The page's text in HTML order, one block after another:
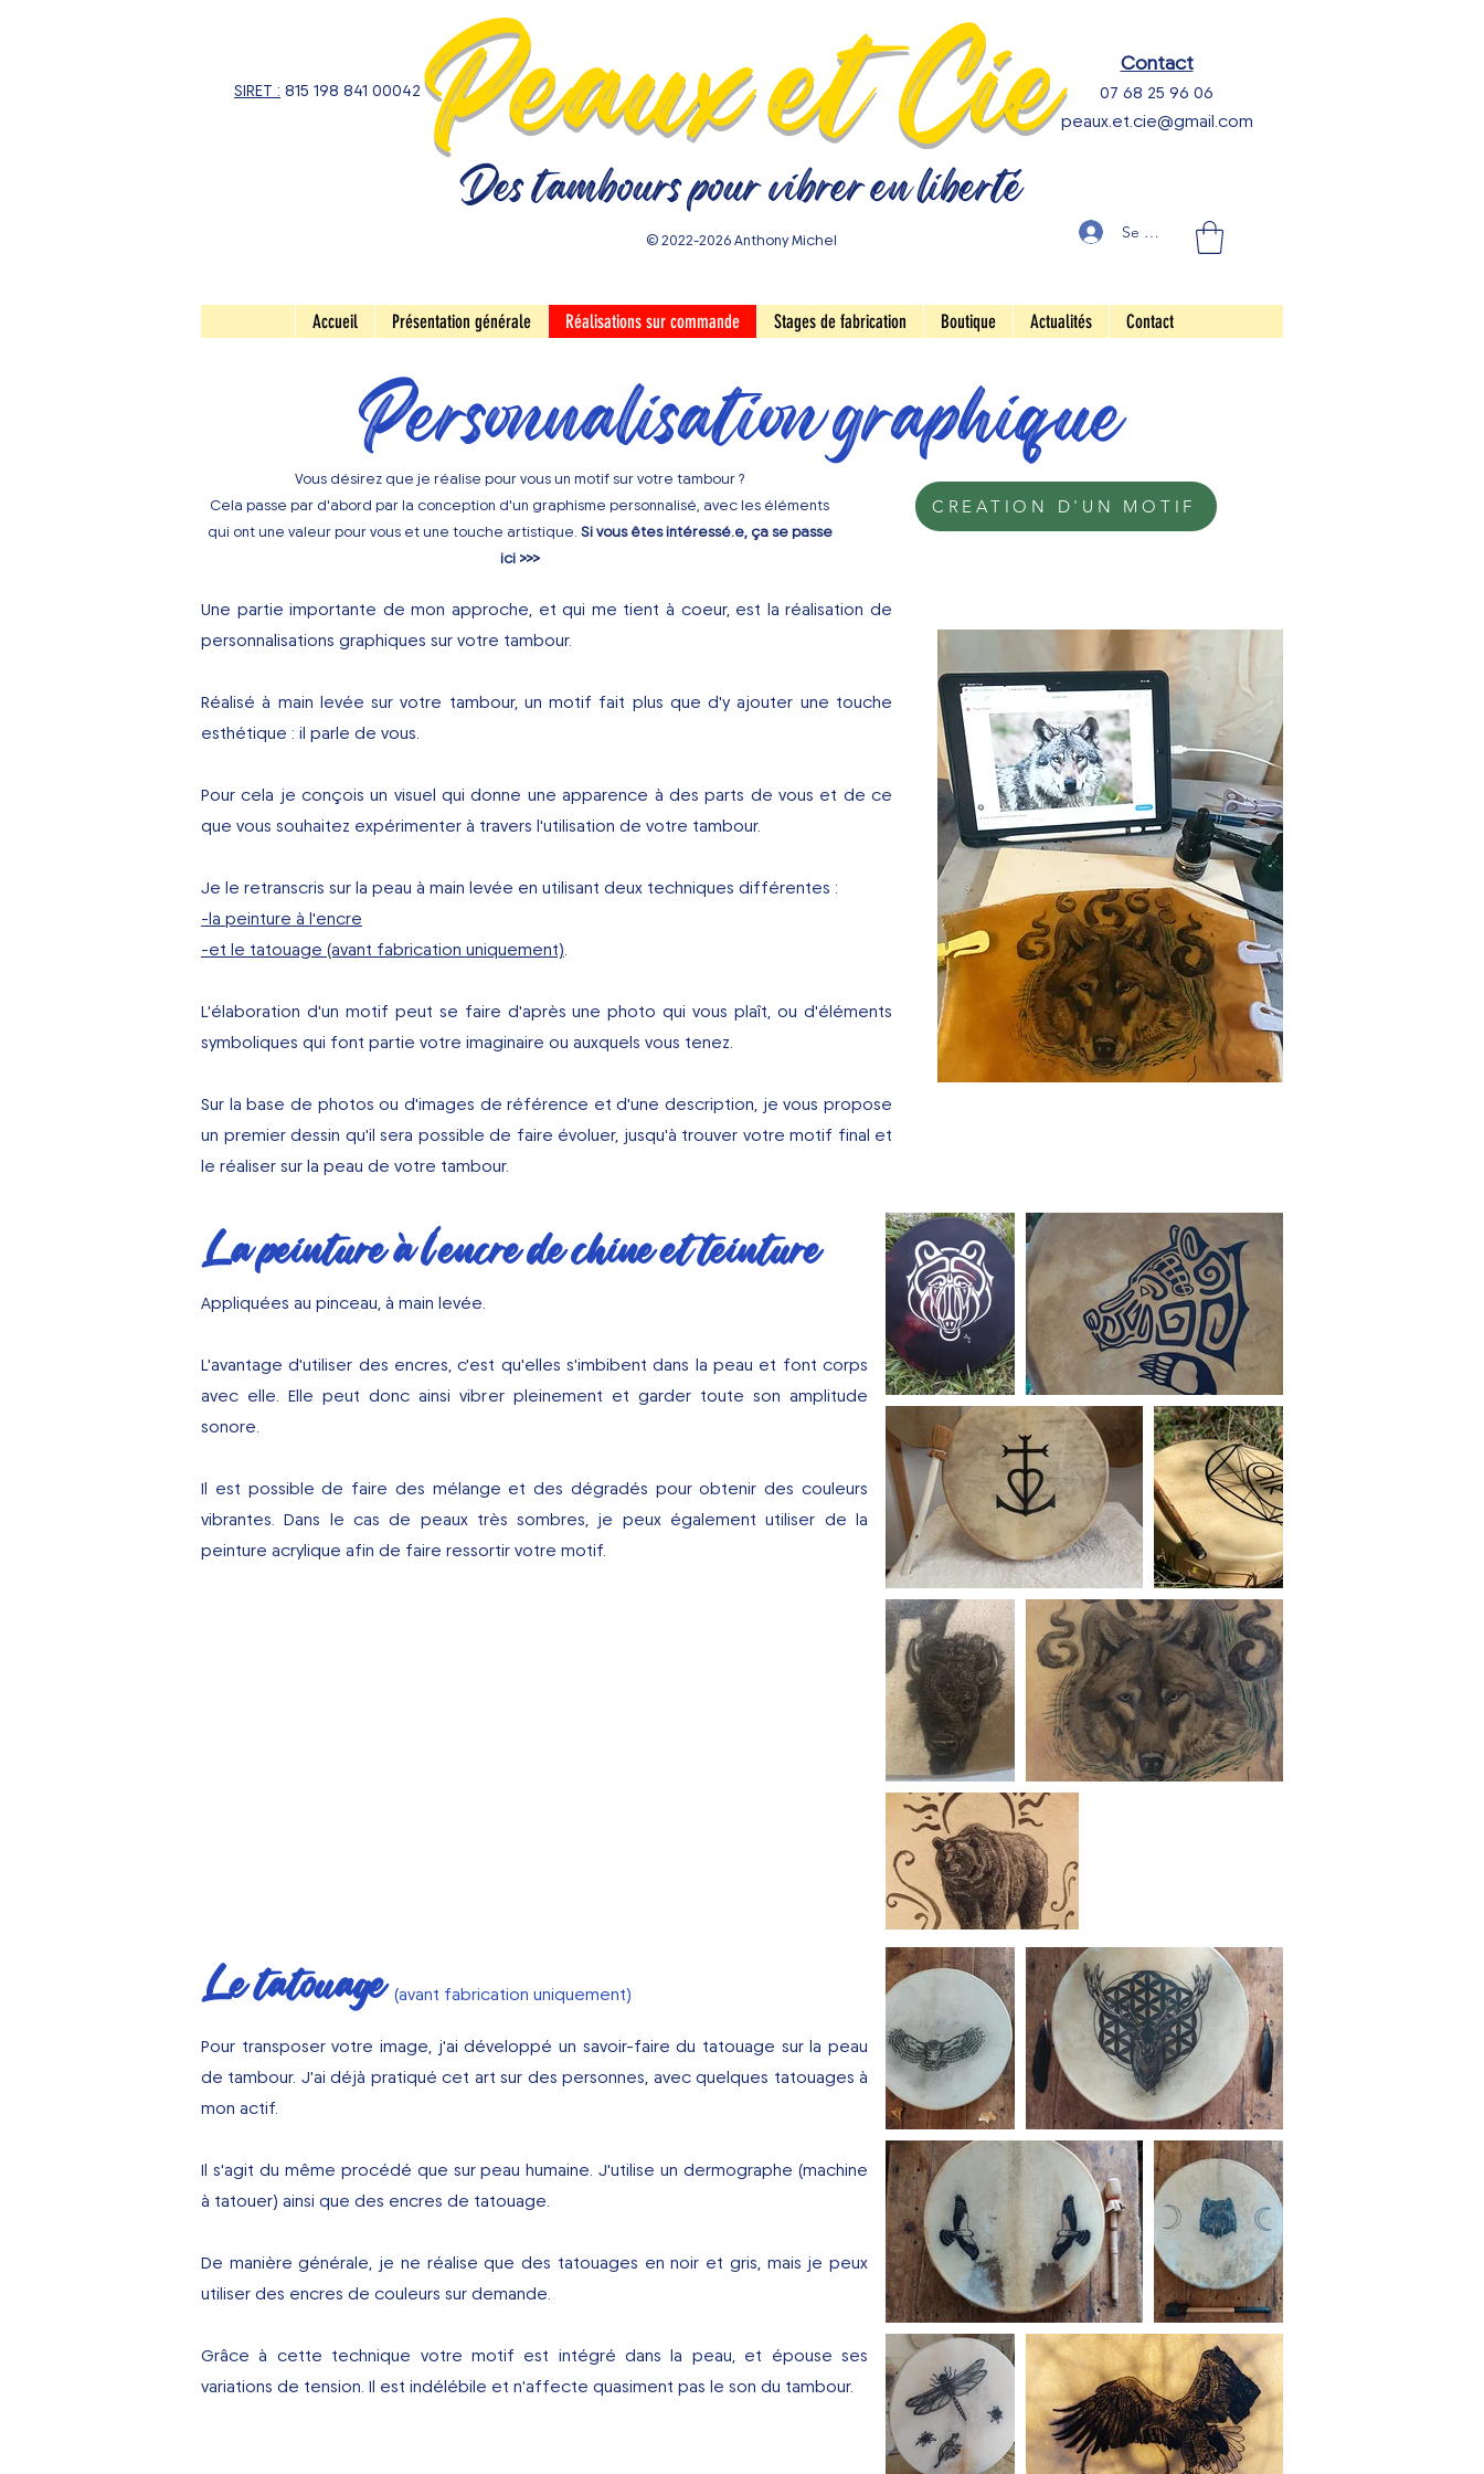
Peaux et Cie
SIRET : 815 198 841 00042
Contact
07 68 25 96 06
peaux.et.cie@gmail.com
Des tambours pour vibrer en liberté
© 2022-2026 Anthony Michel Se connecter
Accueil Présentation générale Réalisations sur commande Stages de fabrication Boutique Actualités Contact
Personnalisation graphique
Vous désirez que je réalise pour vous un motif sur votre tambour ?
Cela passe par d'abord par la conception d'un graphisme personnalisé, avec les éléments
qui ont une valeur pour vous et une touche artistique. Si vous êtes intéressé.e, ça se passe
ici >>>
CREATION D'UN MOTIF
Une partie importante de mon approche, et qui me tient à coeur, est la réalisation de
personnalisations graphiques sur votre tambour.
Réalisé à main levée sur votre tambour, un motif fait plus que d'y ajouter une touche
esthétique : il parle de vous.
Pour cela je conçois un visuel qui donne une apparence à des parts de vous et de ce
que vous souhaitez expérimenter à travers l'utilisation de votre tambour.
Je le retranscris sur la peau à main levée en utilisant deux techniques différentes :
-la peinture à l'encre
-et le tatouage (avant fabrication uniquement).
L'élaboration d'un motif peut se faire d'après une photo qui vous plaît, ou d'éléments
symboliques qui font partie votre imaginaire ou auxquels vous tenez.
Sur la base de photos ou d'images de référence et d'une description, je vous propose
un premier dessin qu'il sera possible de faire évoluer, jusqu'à trouver votre motif final et
le réaliser sur la peau de votre tambour.
La peinture à l'encre de chine et teinture
Appliquées au pinceau, à main levée.
L'avantage d'utiliser des encres, c'est qu'elles s'imbibent dans la peau et font corps
avec elle. Elle peut donc ainsi vibrer pleinement et garder toute son amplitude
sonore.
​Il est possible de faire des mélange et des dégradés pour obtenir des couleurs
vibrantes. Dans le cas de peaux très sombres, je peux également utiliser de la
peinture acrylique afin de faire ressortir votre motif.
Le tatouage (avant fabrication uniquement)
Pour transposer votre image, j'ai développé un savoir-faire du tatouage sur la peau
de tambour. J'ai déjà pratiqué cet art sur des personnes, avec quelques tatouages à
mon actif.
Il s'agit du même procédé que sur peau humaine. J'utilise un dermographe (machine
à tatouer) ainsi que des encres de tatouage.
De manière générale, je ne réalise que des tatouages ennoir et gris, mais je peux
utiliser des encres de couleurs sur demande.
Grâce à cette technique votre motif est intégré dans la peau, et épouse ses
variations de tension. Il est indélébile et n'affecte quasiment pas le son du tambour.